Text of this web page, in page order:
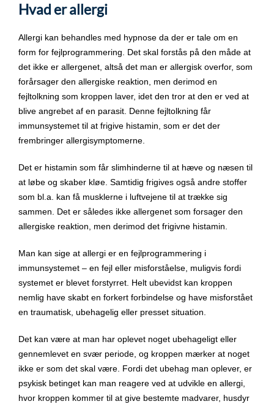
Hvad er allergi
Allergi kan behandles med hypnose da der er tale om en
form for fejlprogrammering. Det skal forstås på den måde at
det ikke er allergenet, altså det man er allergisk overfor, som
forårsager den allergiske reaktion, men derimod en
fejltolkning som kroppen laver, idet den tror at den er ved at
blive angrebet af en parasit. Denne fejltolkning får
immunsystemet til at frigive histamin, som er det der
frembringer allergisymptomerne.
Det er histamin som får slimhinderne til at hæve og næsen til
at løbe og skaber kløe. Samtidig frigives også andre stoffer
som bl.a. kan få musklerne i luftvejene til at trække sig
sammen. Det er således ikke allergenet som forsager den
allergiske reaktion, men derimod det frigivne histamin.
Man kan sige at allergi er en fejlprogrammering i
immunsystemet – en fejl eller misforståelse, muligvis fordi
systemet er blevet forstyrret. Helt ubevidst kan kroppen
nemlig have skabt en forkert forbindelse og have misforstået
en traumatisk, ubehagelig eller presset situation.
Det kan være at man har oplevet noget ubehageligt eller
gennemlevet en svær periode, og kroppen mærker at noget
ikke er som det skal være. Fordi det ubehag man oplever, er
psykisk betinget kan man reagere ved at udvikle en allergi,
hvor kroppen kommer til at give bestemte madvarer, husdyr